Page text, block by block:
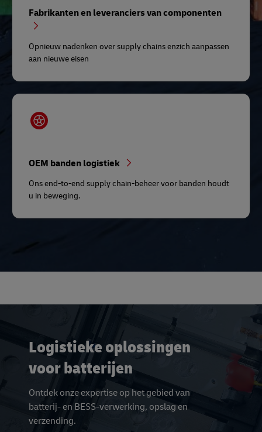
Fabrikanten en leveranciers van componenten
Opnieuw nadenken over supply chains enzich aanpassen
aan nieuwe eisen
OEM banden logistiek
Ons end-to-end supply chain-beheer voor banden houdt
u in beweging.
Logistieke oplossingen
voor batterijen
Ontdek onze expertise op het gebied van
batterij- en BESS-verwerking, opslag en
verzending.